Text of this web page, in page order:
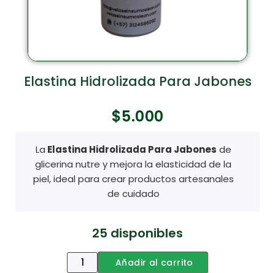
Elastina Hidrolizada Para Jabones
$5.000
La Elastina Hidrolizada Para Jabones de
glicerina nutre y mejora la elasticidad de la
piel, ideal para crear productos artesanales
de cuidado
25 disponibles
Añadir al carrito